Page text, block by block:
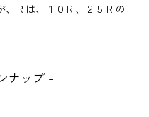
Ｒは、１０Ｒ、２５Ｒの
ナップ